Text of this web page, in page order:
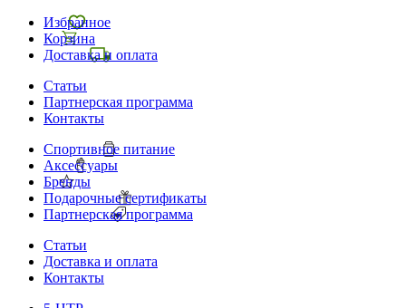
Избранное
Корзина
Доставка и оплата
Статьи
Партнерская программа
Контакты
Спортивное питание
Аксессуары
Бренды
Подарочные сертификаты
Партнерская программа
Статьи
Доставка и оплата
Контакты